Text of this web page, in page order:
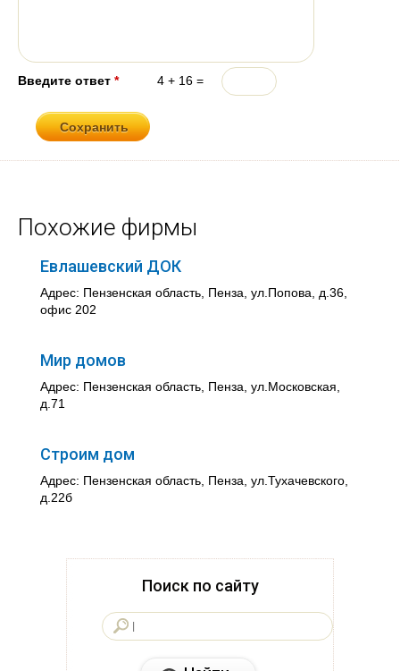
Введите ответ * 4 + 16 =
Похожие фирмы
Евлашевский ДОК
Адрес: Пензенская область, Пенза, ул.Попова, д.36,
офис 202
Мир домов
Адрес: Пензенская область, Пенза, ул.Московская,
д.71
Строим дом
Адрес: Пензенская область, Пенза, ул.Тухачевского,
д.22б
Поиск по сайту